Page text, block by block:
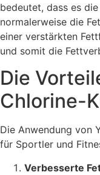
bedeutet, dass es
normalerweise die
einer verstärkten
und somit die
Die
Chlorine-
Die Anwendung von
für Sportler und
Verbesserte